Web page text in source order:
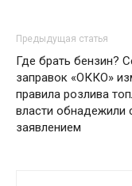
Предыдущая статья
Где брать бензин?
заправок «ОККО»
правила розлива
власти обнадежили
заявлением